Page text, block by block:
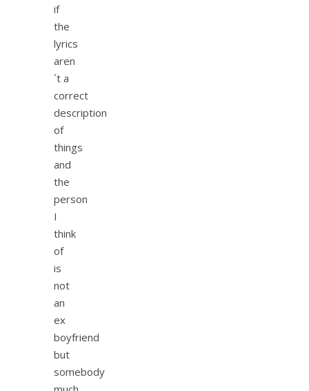
if
the
lyrics
aren
´t a
correct
description
of
things
and
the
person
I
think
of
is
not
an
ex
boyfriend
but
somebody